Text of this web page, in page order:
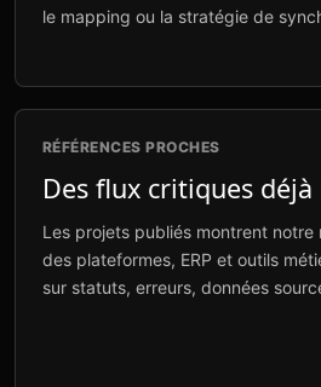
le mapping ou la stratégie de
RÉFÉRENCES PROCHES
Des flux critiques
Les projets publiés montrent notre
des plateformes, ERP et outils
sur statuts, erreurs, données